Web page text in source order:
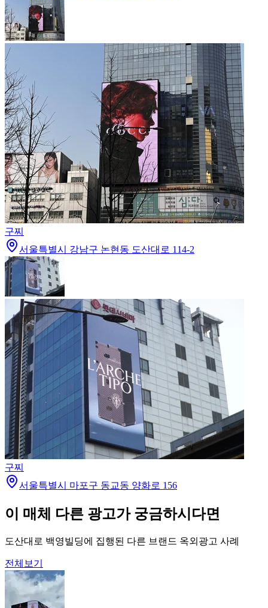
구찌
서울특별시 강남구 논현동 도산대로 114-2
구찌
서울특별시 마포구 동교동 양화로 156
이 매체 다른 광고가 궁금하시다면
도산대로 백영빌딩에 집행된 다른 브랜드 옥외광고 사례
전체보기